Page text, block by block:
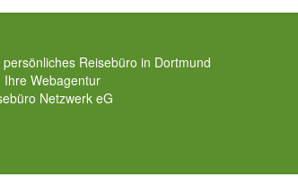
Reisebüro in Dortmund
Webagentur
Netzwerk eG